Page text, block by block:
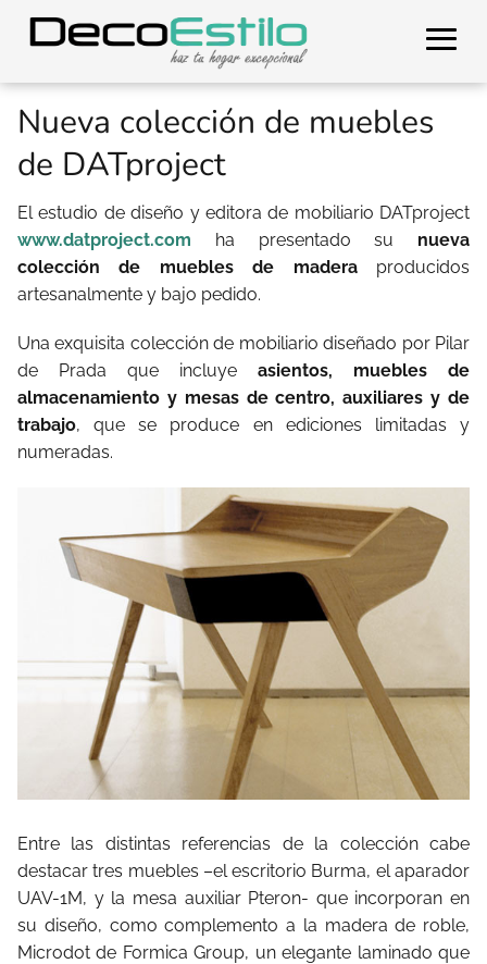
Nueva colección de muebles
de DATproject
El estudio de diseño y editora de mobiliario DATproject
www.datproject.com ha presentado su nueva
colección de muebles de maderaproducidos
artesanalmente y bajo pedido.
Una exquisita colección de mobiliario diseñado por Pilar
de Prada que incluye asientos, muebles de
almacenamiento y mesas de centro, auxiliares y de
trabajo, que se produce en ediciones limitadas y
numeradas.
Entre las distintas referencias de la colección cabe
destacar tres muebles –el escritorio Burma, el aparador
UAV-1M, y la mesa auxiliar Pteron- que incorporan en
su diseño, como complemento a la madera de roble,
Microdot de Formica Group, un elegante laminado que